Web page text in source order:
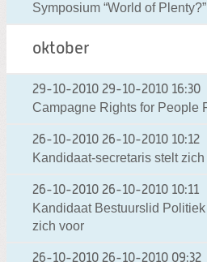
Symposium “World of
oktober
29-10-2010 29-10-2010 16:30
Campagne Rights for People
26-10-2010 26-10-2010 10:12
Kandidaat-secretaris stelt
26-10-2010 26-10-2010 10:11
Kandidaat Bestuurslid
zich voor
26-10-2010 26-10-2010 09:32